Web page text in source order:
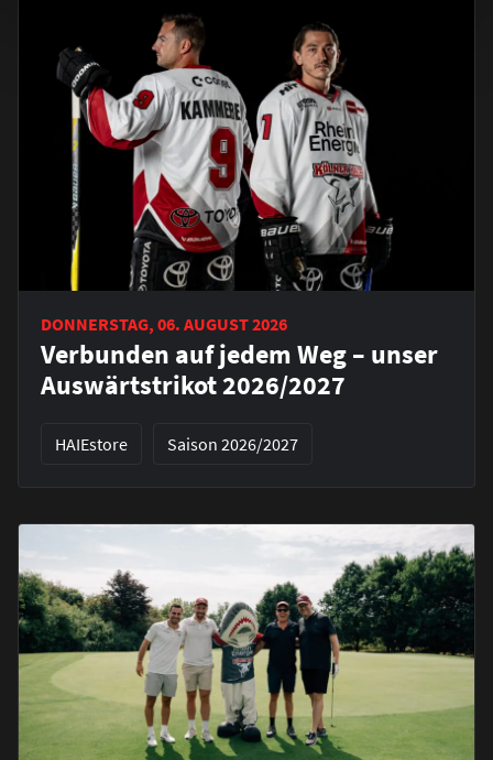
DONNERSTAG, 06. AUGUST 2026
Verbunden auf jedem Weg – unser
Auswärtstrikot 2026/2027
HAIEstore Saison 2026/2027